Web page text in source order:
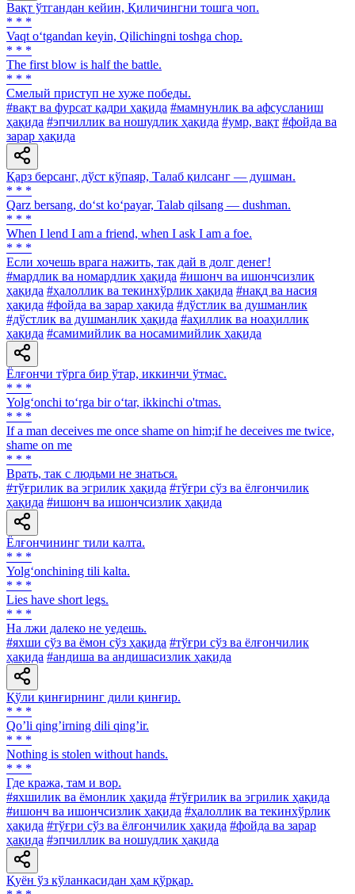
Вақт ўтгандан кейин, Қиличингни тошга чоп.
* * *
Vaqt o‘tgandan keyin, Qilichingni toshga chop.
* * *
The first blow is half the battle.
* * *
Смелый приступ не хуже победы.
#вақт ва фурсат қадри ҳақида #мамнунлик ва афсусланиш
ҳақида #эпчиллик ва ношудлик ҳақида #умр, вақт #фойда ва
зарар ҳақида
Қарз берсанг, дўст кўпаяр, Талаб қилсанг — душман.
* * *
Qarz bersang, do‘st ko‘payar, Talab qilsang — dushman.
* * *
When I lend I am a friend, when I ask I am a foe.
* * *
Если хочешь врага нажить, так дай в долг денег!
#мардлик ва номардлик ҳақида #ишонч ва ишончсизлик
ҳақида #ҳалоллик ва текинхўрлик ҳақида #нақд ва насия
ҳақида #фойда ва зарар ҳақида #дўстлик ва душманлик
#дўстлик ва душманлик ҳақида #аҳиллик ва ноаҳиллик
ҳақида #самимийлик ва носамимийлик ҳақида
Ёлғончи тўрга бир ўтар, иккинчи ўтмас.
* * *
Yolg‘onchi to‘rga bir o‘tar, ikkinchi о'tmas.
* * *
If a man deceives me once shame on him;if he deceives me twice,
shame on me
* * *
Врать, так с людьми не знаться.
#тўғрилик ва эгрилик ҳақида #тўғри сўз ва ёлғончилик
ҳақида #ишонч ва ишончсизлик ҳақида
Ёлғончининг тили калта.
* * *
Yolg‘onchining tili kalta.
* * *
Lies have short legs.
* * *
На лжи далеко не уедешь.
#яхши сўз ва ёмон сўз ҳақида #тўғри сўз ва ёлғончилик
ҳақида #андиша ва андишасизлик ҳақида
Қўли қинғирнинг дили қинғир.
* * *
Qoʼli qingʼirning dili qingʼir.
* * *
Nothing is stolen without hands.
* * *
Где кража, там и вор.
#яхшилик ва ёмонлик ҳақида #тўғрилик ва эгрилик ҳақида
#ишонч ва ишончсизлик ҳақида #ҳалоллик ва текинхўрлик
ҳақида #тўғри сўз ва ёлғончилик ҳақида #фойда ва зарар
ҳақида #эпчиллик ва ношудлик ҳақида
Қуён ўз кўланкасидан ҳам қўрқар.